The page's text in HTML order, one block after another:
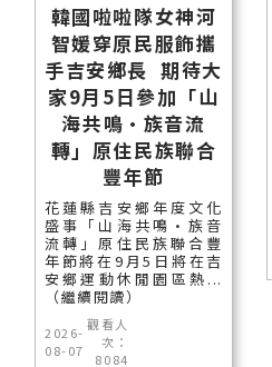
韓國啦啦隊女神河
智媛穿原民服飾攜
手吉安鄉長 期待大
家9月5日參加「山
海共鳴•族音流
轉」原住民族聯合
豐年節
花蓮縣吉安鄉年度文化
盛事「山海共鳴•族音
流轉」原住民族聯合豐
年節將在9月5日將在吉
安鄉運動休閒園區熱...
（繼續閱讀）
2026-
08-07
觀看人
次：
8084